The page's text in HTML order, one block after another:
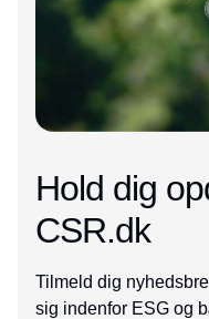
Hold dig
CSR.dk
Tilmeld dig
sig indenfor ESG og